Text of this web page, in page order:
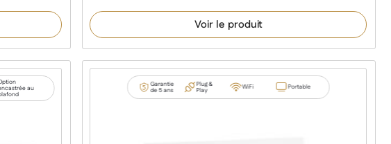
client
Voir le produit
au Garantie
de 5 ans
Plug &
Play WiFi Portable